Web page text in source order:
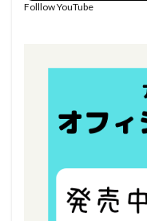
Folllow YouTube